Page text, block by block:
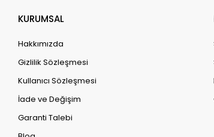
KURUMSAL
Hakkımızda
Gizlilik Sözleşmesi
Kullanıcı Sözleşmesi
İade ve Değişim
Garanti Talebi